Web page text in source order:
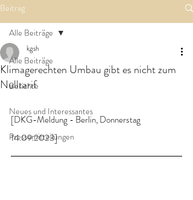
Beitrag
Alle Beiträge
Berichte
Neues und Interessantes
Pressemitteilungen
Alle Beiträge
Klimagerechten Umbau gibt es nicht zum
Nulltarif
kgsh
[DKG-Meldung - Berlin, Donnerstag
14.09.2023]